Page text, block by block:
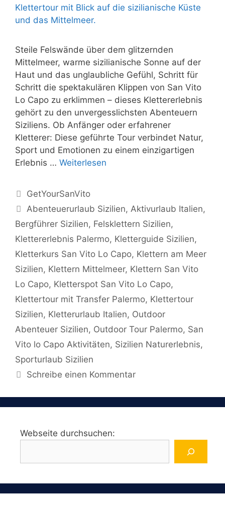
Steile Felswände über dem glitzernden
Mittelmeer, warme sizilianische Sonne auf der
Haut und das unglaubliche Gefühl, Schritt für
Schritt die spektakulären Klippen von San Vito
Lo Capo zu erklimmen – dieses Klettererlebnis
gehört zu den unvergesslichsten Abenteuern
Siziliens. Ob Anfänger oder erfahrener
Kletterer: Diese geführte Tour verbindet Natur,
Sport und Emotionen zu einem einzigartigen
Erlebnis … Weiterlesen
Kategorien
GetYourSanVito
Schlagwörter
Abenteuerurlaub Sizilien,Aktivurlaub Italien,
Bergführer Sizilien, Felsklettern Sizilien,
Klettererlebnis Palermo, Kletterguide Sizilien,
Kletterkurs San Vito Lo Capo, Klettern am Meer
Sizilien, Klettern Mittelmeer, Klettern San Vito
Lo Capo, Kletterspot San Vito Lo Capo,
Klettertour mit Transfer Palermo, Klettertour
Sizilien, Kletterurlaub Italien, Outdoor
Abenteuer Sizilien, Outdoor Tour Palermo, San
Vito lo Capo Aktivitäten, Sizilien Naturerlebnis,
Sporturlaub Sizilien
Schreibe einen Kommentar
Webseite durchsuchen: